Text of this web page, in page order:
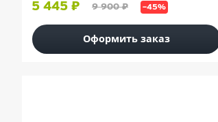
5 445 ₽ 9 900 ₽ –45%
Оформить заказ